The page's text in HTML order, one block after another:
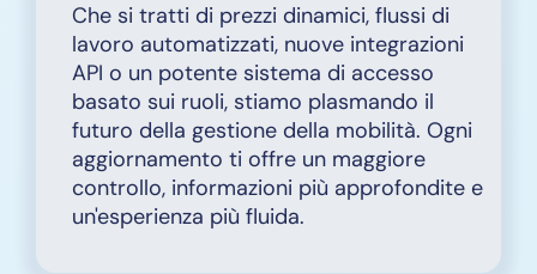
Che si tratti di prezzi dinamici, flussi di
lavoro automatizzati, nuove integrazioni
API o un potente sistema di accesso
basato sui ruoli, stiamo plasmando il
futuro della gestione della mobilità. Ogni
aggiornamento ti offre un maggiore
controllo, informazioni più approfondite e
un'esperienza più fluida.